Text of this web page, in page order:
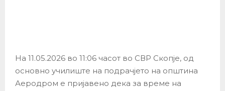
На 11.05.2026 во 11:06 часот во СВР Скопје, од
основно училиште на подрачјето на општина
Аеродром е пријавено дека за време на